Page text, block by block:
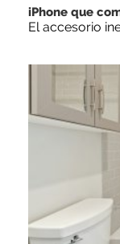
iPhone que
El accesorio